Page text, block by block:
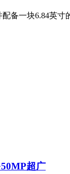
备一块6.84英
超广